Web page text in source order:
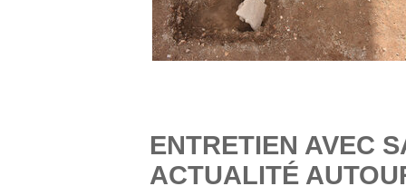
ENTRETIEN AVEC
ACTUALITÉ